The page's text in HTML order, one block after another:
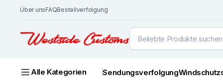
Über unsFAQBestellverfolgung
Alle Kategorien Sendungsverfolgung